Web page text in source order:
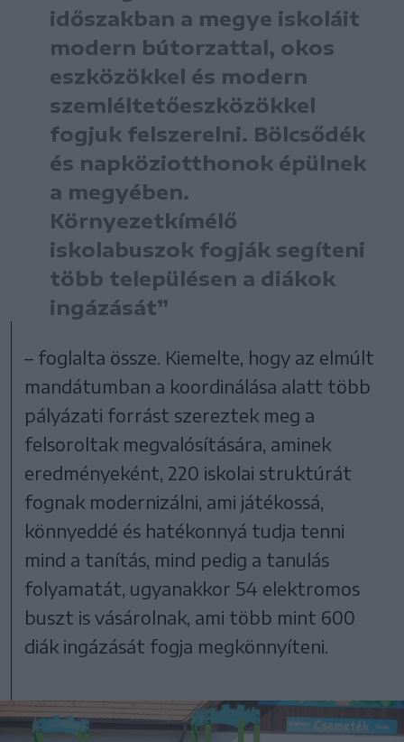
időszakban a megye iskoláit
modern bútorzattal, okos
eszközökkel és modern
szemléltetőeszközökkel
fogjuk felszerelni. Bölcsődék
és napköziotthonok épülnek
a megyében.
Környezetkímélő
iskolabuszok fogják segíteni
több településen a diákok
ingázását”
– foglalta össze. Kiemelte, hogy az elmúlt
mandátumban a koordinálása alatt több
pályázati forrást szereztek meg a
felsoroltak megvalósítására, aminek
eredményeként, 220 iskolai struktúrát
fognak modernizálni, ami játékossá,
könnyeddé és hatékonnyá tudja tenni
mind a tanítás, mind pedig a tanulás
folyamatát, ugyanakkor 54 elektromos
buszt is vásárolnak, ami több mint 600
diák ingázását fogja megkönnyíteni.